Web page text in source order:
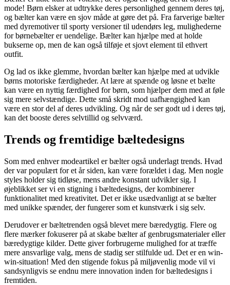
mode! Børn elsker at udtrykke deres personlighed gennem deres tøj,
og bælter kan være en sjov måde at gøre det på. Fra farverige bælter
med dyremotiver til sporty versioner til udendørs leg, mulighederne
for børnebælter er uendelige. Bælter kan hjælpe med at holde
bukserne op, men de kan også tilføje et sjovt element til ethvert
outfit.
Og lad os ikke glemme, hvordan bælter kan hjælpe med at udvikle
børns motoriske færdigheder. At lære at spænde og løsne et bælte
kan være en nyttig færdighed for børn, som hjælper dem med at føle
sig mere selvstændige. Dette små skridt mod uafhængighed kan
være en stor del af deres udvikling. Og når de ser godt ud i deres tøj,
kan det booste deres selvtillid og selvværd.
Trends og fremtidige bæltedesigns
Som med enhver modeartikel er bælter også underlagt trends. Hvad
der var populært for et år siden, kan være forældet i dag. Men nogle
styles holder sig tidløse, mens andre konstant udvikler sig. I
øjeblikket ser vi en stigning i bæltedesigns, der kombinerer
funktionalitet med kreativitet. Det er ikke usædvanligt at se bælter
med unikke spænder, der fungerer som et kunstværk i sig selv.
Derudover er bæltetrenden også blevet mere bæredygtig. Flere og
flere mærker fokuserer på at skabe bælter af genbrugsmaterialer eller
bæredygtige kilder. Dette giver forbrugerne mulighed for at træffe
mere ansvarlige valg, mens de stadig ser stilfulde ud. Det er en win-
win-situation! Med den stigende fokus på miljøvenlig mode vil vi
sandsynligvis se endnu mere innovation inden for bæltedesigns i
fremtiden.